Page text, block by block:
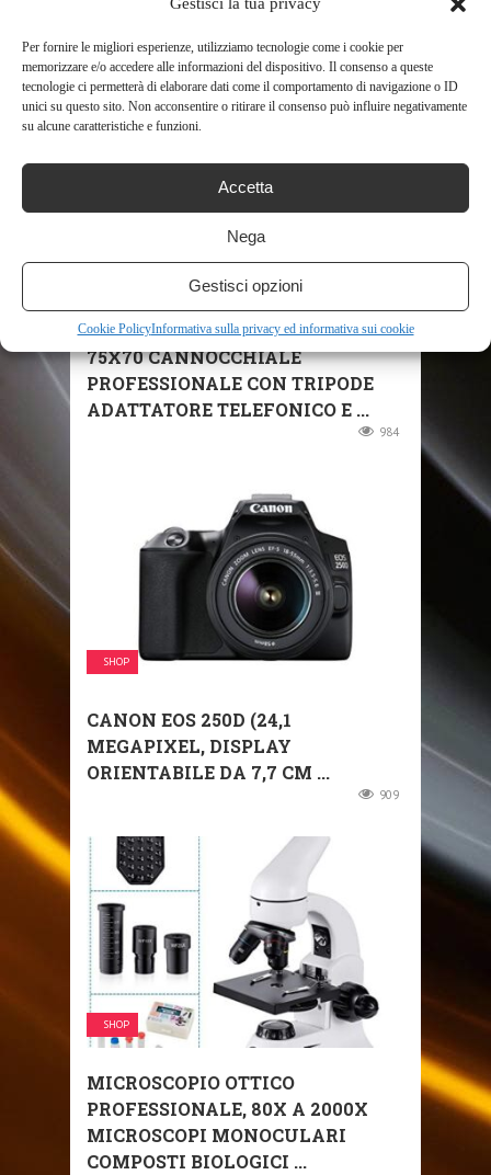
Per fornire le migliori esperienze, utilizziamo tecnologie come i cookie per
memorizzare e/o accedere alle informazioni del dispositivo. Il consenso a queste
tecnologie ci permetterà di elaborare dati come il comportamento di navigazione o ID
unici su questo sito. Non acconsentire o ritirare il consenso può influire negativamente
su alcune caratteristiche e funzioni.
Accetta
Nega
Gestisci opzioni
Cookie PolicyInformativa sulla privacy ed informativa sui cookie
RELATED POSTS
ESSLNB CANNOCCHIALE 25-
75X70 CANNOCCHIALE
PROFESSIONALE CON TRIPODE
ADATTATORE TELEFONICO E ...
984
SHOP
CANON EOS 250D (24,1
MEGAPIXEL, DISPLAY
ORIENTABILE DA 7,7 CM ...
909
SHOP
MICROSCOPIO OTTICO
PROFESSIONALE, 80X A 2000X
MICROSCOPI MONOCULARI
COMPOSTI BIOLOGICI ...